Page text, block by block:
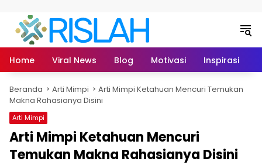
Home Viral News Blog Motivasi Inspirasi
Beranda Arti Mimpi
Arti Mimpi Ketahuan Mencuri Temukan
Makna Rahasianya Disini
Arti Mimpi
Arti Mimpi Ketahuan Mencuri
Temukan Makna Rahasianya Disini